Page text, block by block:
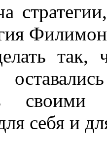
себя и